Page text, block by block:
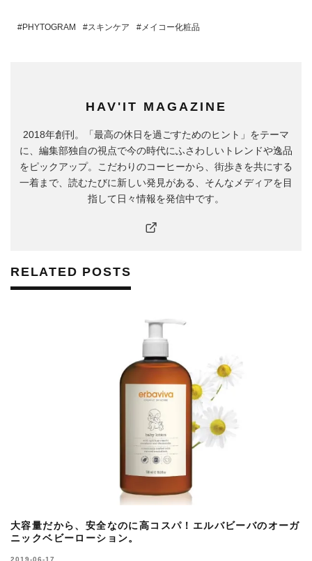
PHYTOGRAM スキンケア メイコー化粧品
HAV'IT MAGAZINE
2018年創刊。「最高の休日を過ごすためのヒント」をテーマ
に、編集部独自の視点で今の時代にふさわしいトレンドや逸品
をピックアップ。こだわりのコーヒーから、街歩きを共にする
一着まで、読むたびに新しい発見がある、そんなメディアを目
指して日々情報を発信中です。
RELATED POSTS
大容量だから、安全なのに高コスパ！エルバビーバのオーガ
ニックベビーローション。
2019-06-17